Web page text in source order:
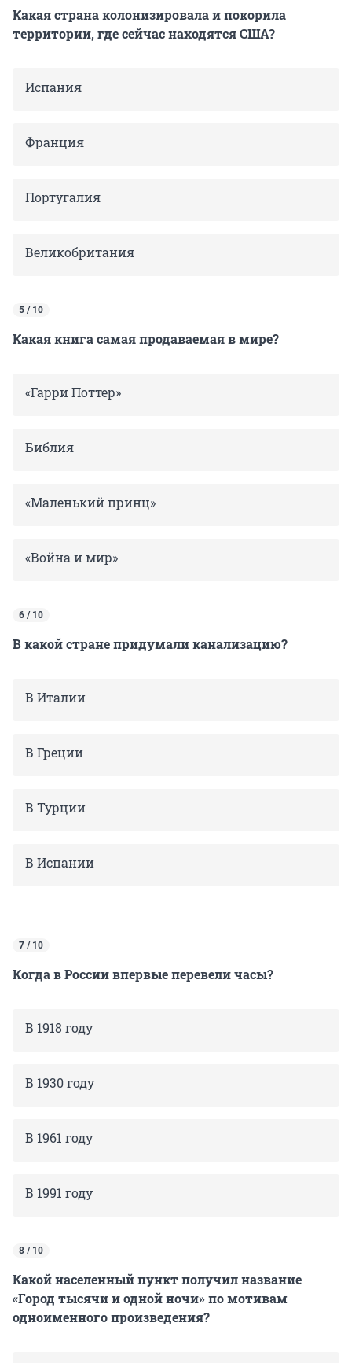
Какая страна колонизировала и покорила
территории, где сейчас находятся США?
Испания
Франция
Португалия
Великобритания
5 / 10
Какая книга самая продаваемая в мире?
«Гарри Поттер»
Библия
«Маленький принц»
«Война и мир»
6 / 10
В какой стране придумали канализацию?
В Италии
В Греции
В Турции
В Испании
7 / 10
Когда в России впервые перевели часы?
В 1918 году
В 1930 году
В 1961 году
В 1991 году
8 / 10
Какой населенный пункт получил название
«Город тысячи и одной ночи» по мотивам
одноименного произведения?